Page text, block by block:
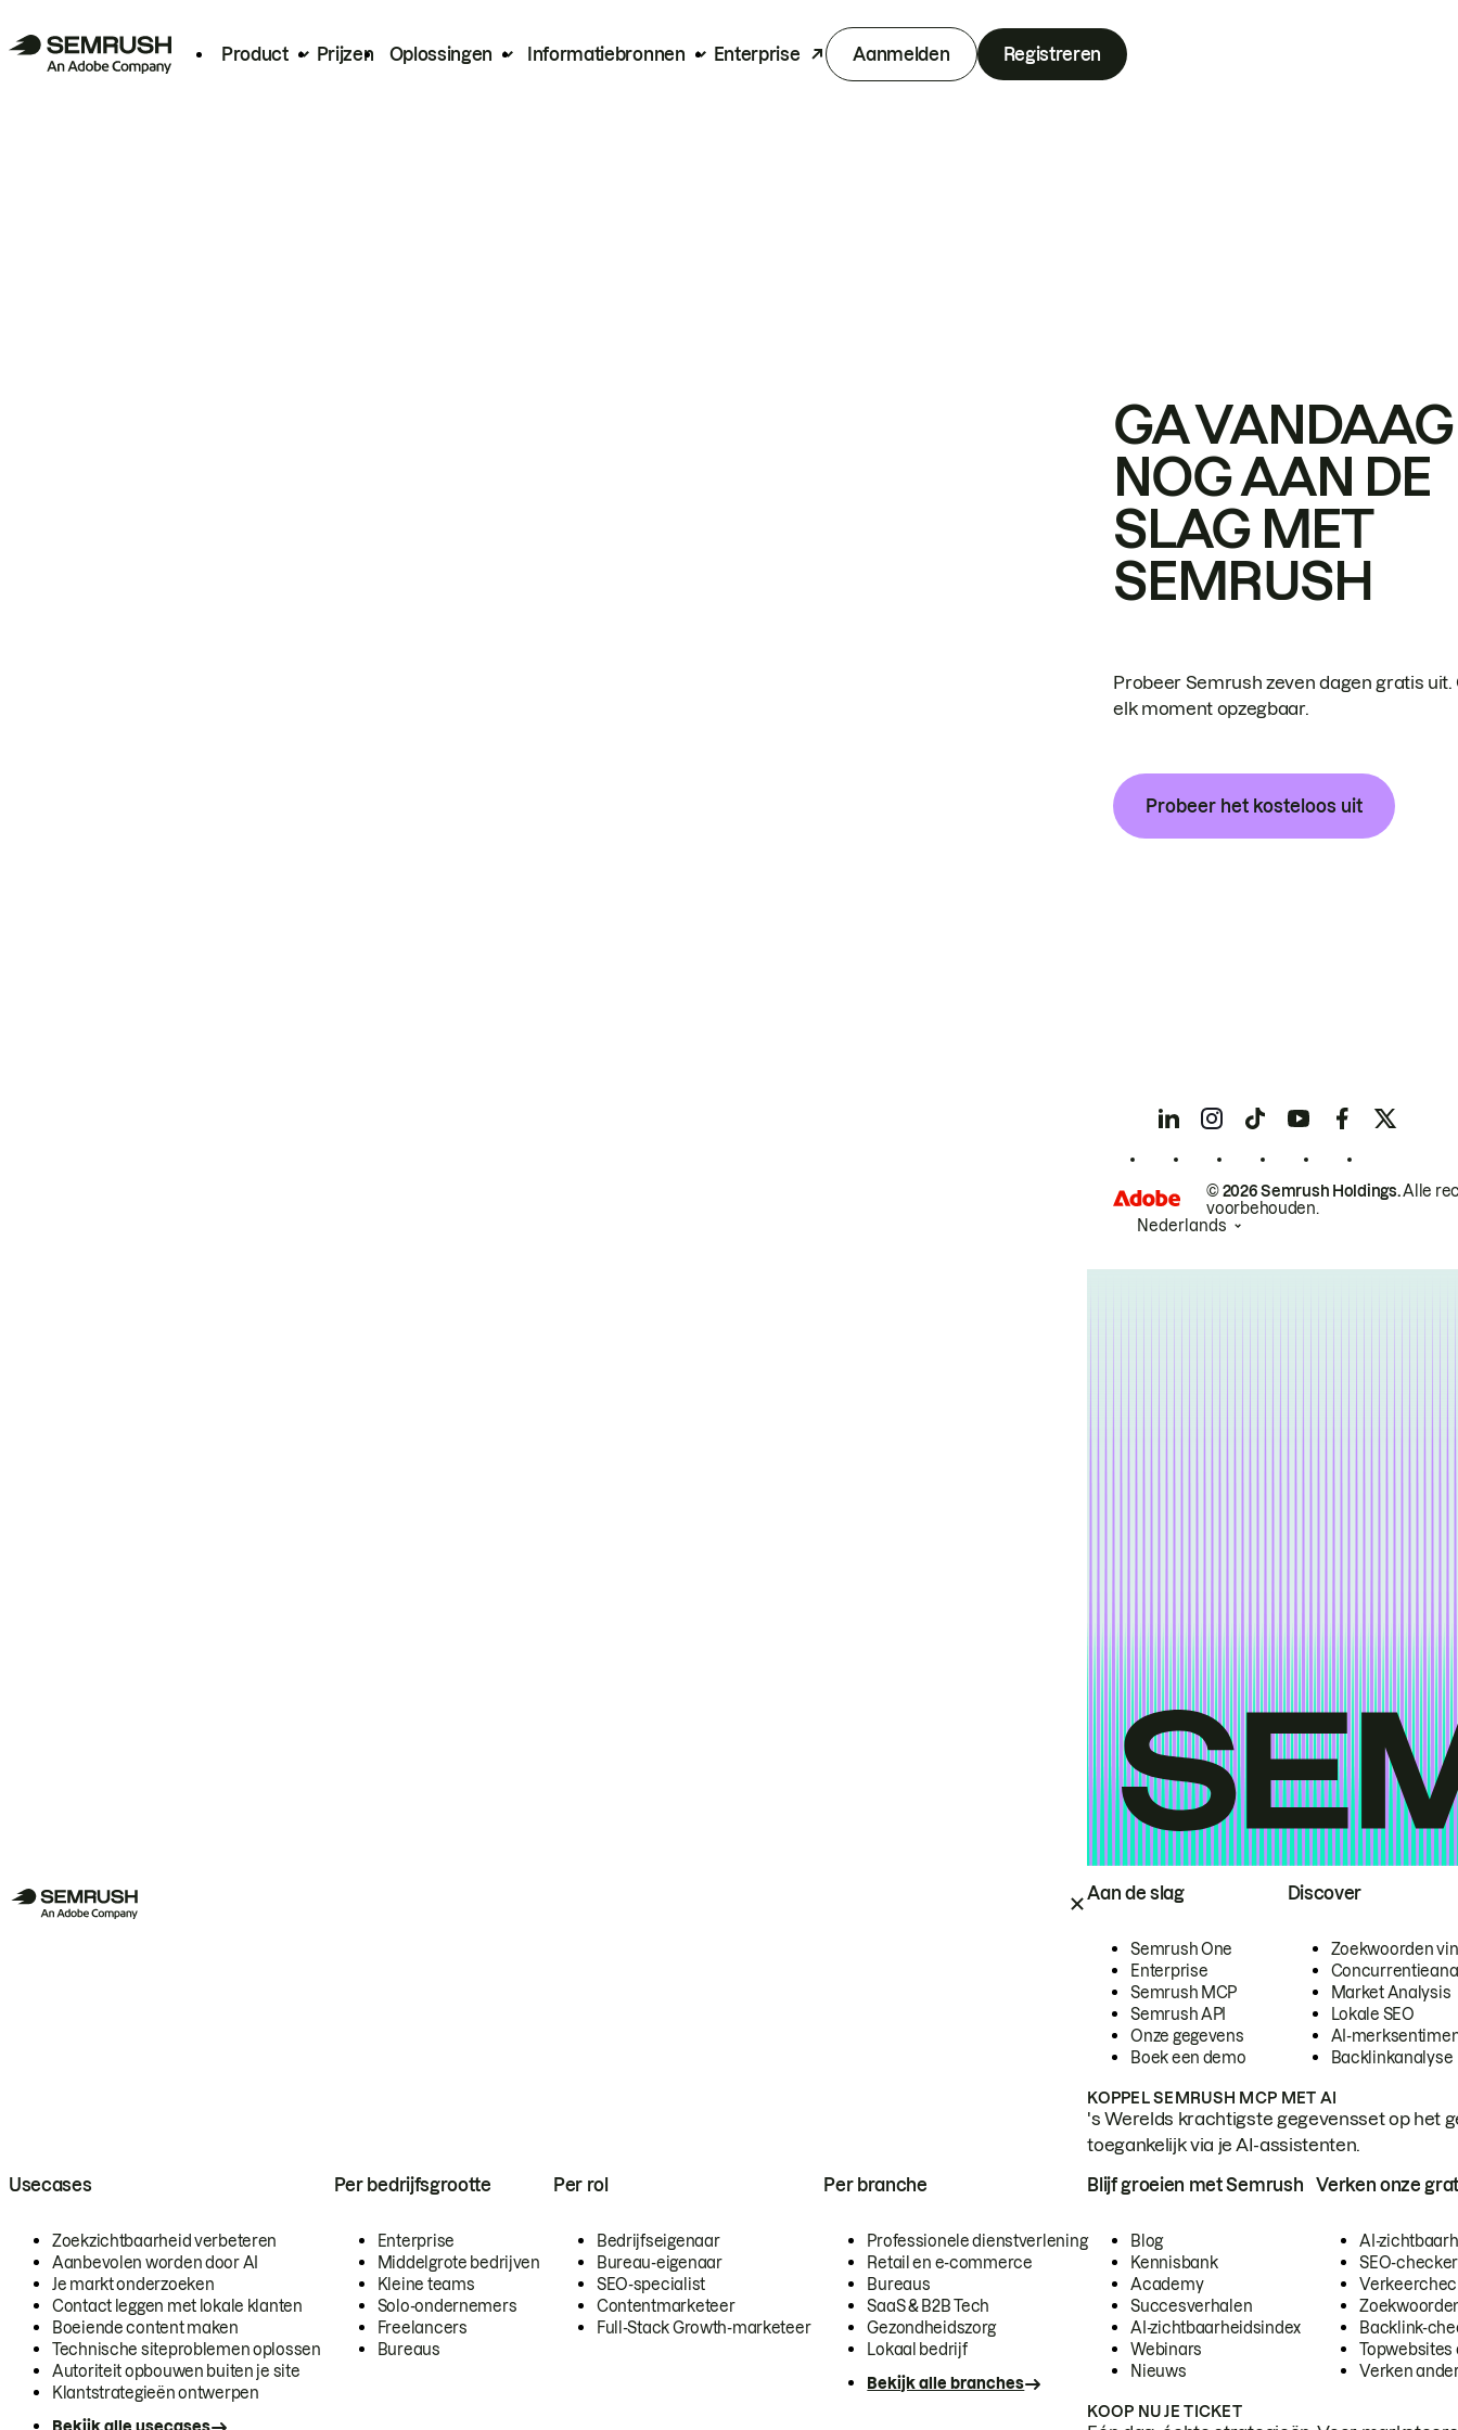
Product Prijzen Oplossingen Informatiebronnen Enterprise Aanmelden Registreren
Aan de slag
Semrush One
Enterprise
Semrush MCP
Semrush API
Onze gegevens
Boek een demo
Discover
Zoekwoorden
Market Analysis
Lokale SEO
AI-
Backlinkanalyse
KOPPEL SEMRUSH MCP MET AI
's Werelds krachtigste gegevensset op het
toegankelijk via je AI-assistenten.
Usecases
Zoekzichtbaarheid verbeteren
Aanbevolen worden door AI
Je markt onderzoeken
Contact leggen met lokale klanten
Boeiende content maken
Technische siteproblemen oplossen
Autoriteit opbouwen buiten je site
Klantstrategieën ontwerpen
Per bedrijfsgrootte
Enterprise
Middelgrote bedrijven
Kleine teams
Solo-ondernemers
Freelancers
Bureaus
Per rol
Bedrijfseigenaar
Bureau-eigenaar
SEO-specialist
Contentmarketeer
Full-Stack Growth-marketeer
Per branche
Professionele dienstverlening
Retail en e-commerce
Bureaus
SaaS & B2B Tech
Gezondheidszorg
Lokaal bedrijf
Bekijk alle branches
Blijf groeien met Semrush
Blog
Kennisbank
Academy
Succesverhalen
AI-zichtbaarheidsindex
Webinars
Nieuws
Verken onze
AI-
SEO-checker
Backlink-
Topwebsites
Verken
KOOP NU JE TICKET
GA VANDAAG
NOG AAN DE
SLAG MET
SEMRUSH
Probeer Semrush zeven dagen gratis uit.
elk moment opzegbaar.
Probeer het kosteloos uit
© 2026 Semrush Holdings.Alle
voorbehouden.
Nederlands